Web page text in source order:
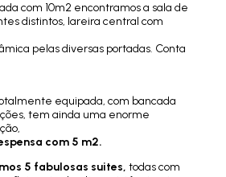
com 10m2 encontramos a sala de
distintos, lareira central com
pelas diversas portadas. Conta
equipada, com bancada
tem ainda uma enorme
com 5 m2.
5 fabulosas suites, todas com